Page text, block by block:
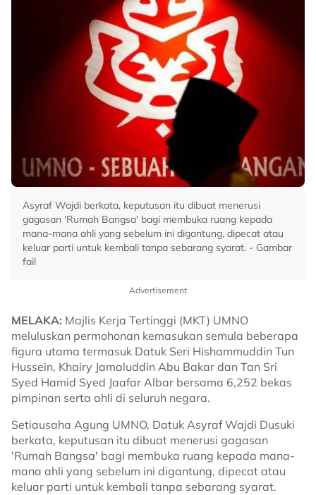
Asyraf Wajdi berkata, keputusan itu dibuat menerusi
gagasan 'Rumah Bangsa' bagi membuka ruang kepada
mana-mana ahli yang sebelum ini digantung, dipecat atau
keluar parti untuk kembali tanpa sebarang syarat. - Gambar
fail
Advertisement
MELAKA: Majlis Kerja Tertinggi (MKT) UMNO
meluluskan permohonan kemasukan semula beberapa
figura utama termasuk Datuk Seri Hishammuddin Tun
Hussein, Khairy Jamaluddin Abu Bakar dan Tan Sri
Syed Hamid Syed Jaafar Albar bersama 6,252 bekas
pimpinan serta ahli di seluruh negara.
Setiausaha Agung UMNO, Datuk Asyraf Wajdi Dusuki
berkata, keputusan itu dibuat menerusi gagasan
'Rumah Bangsa' bagi membuka ruang kepada mana-
mana ahli yang sebelum ini digantung, dipecat atau
keluar parti untuk kembali tanpa sebarang syarat.